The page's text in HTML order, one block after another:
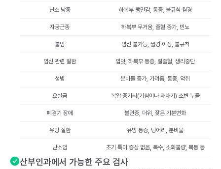
난소 낭종 하복부 팽만감, 통증, 불규칙 월경
자궁근종 하복부 무거움, 출혈 증가, 빈뇨
불임 임신 불가능, 월경 이상, 불규칙
임신 관련 질환 입덧, 하복부 통증, 질출혈, 생리중단
성병 분비물 증가, 가려움, 통증, 악취
요실금 복압 증가시(기침이나 재채기) 소변 누출
폐경기 장애 불면증, 더위, 잦은 기분변화
유방 질환 유방 통증, 덩어리, 분비물
난소암 초기 특이 증상 없음, 복수, 소화불량, 복통 등
산부인과에서 가능한 주요 검사